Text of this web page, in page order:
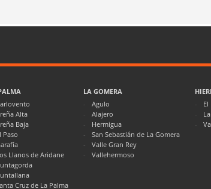
Alta
Baja
Paso
Llanos de Aridane
Cruz de La Palma
LA GOMERA
Agulo
Alajero
Hermigua
San Sebastián de La Gomera
Valle Gran Rey
Vallehermoso
El